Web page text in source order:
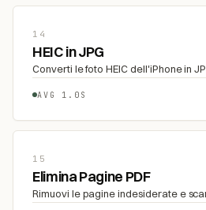
14
HEIC in JPG
Converti le foto HEIC dell'iPhone in
AVG 1.0S
15
Elimina Pagine PDF
Rimuovi le pagine indesiderate e